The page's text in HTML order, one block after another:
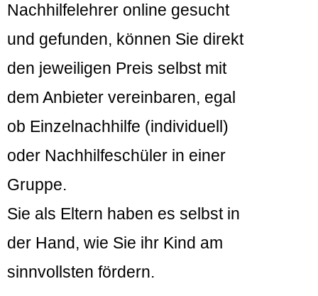
Nachhilfelehrer online gesucht
und gefunden, können Sie direkt
den jeweiligen Preis selbst mit
dem Anbieter vereinbaren, egal
ob Einzelnachhilfe (individuell)
oder Nachhilfeschüler in einer
Gruppe.
Sie als Eltern haben es selbst in
der Hand, wie Sie ihr Kind am
sinnvollsten fördern.